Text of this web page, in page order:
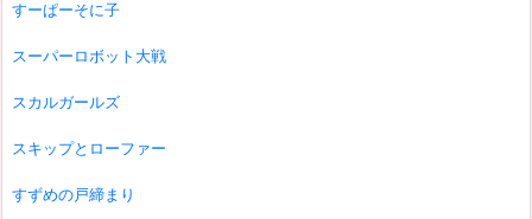
すーぱーそに子
スーパーロボット大戦
スカルガールズ
スキップとローファー
すずめの戸締まり